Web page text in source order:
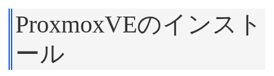
ProxmoxVEのインスト
ール